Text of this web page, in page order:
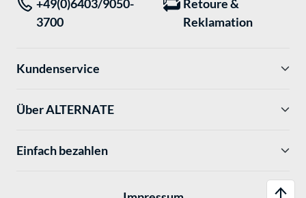
+49(0)6403/9050-
3700
Retoure &
Reklamation
Kundenservice
Über ALTERNATE
Einfach bezahlen